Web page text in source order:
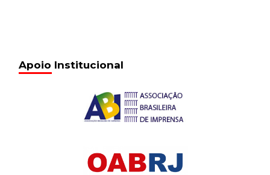
Apoio Institucional